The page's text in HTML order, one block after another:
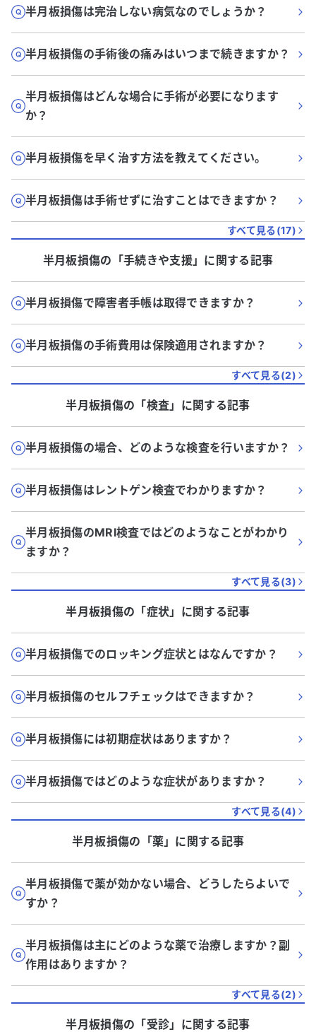
半月板損傷は完治しない病気なのでしょうか？
半月板損傷の手術後の痛みはいつまで続きますか？
半月板損傷はどんな場合に手術が必要になります
か？
半月板損傷を早く治す方法を教えてください。
半月板損傷は手術せずに治すことはできますか？
すべて見る(17)
半月板損傷の「手続きや支援」に関する記事
半月板損傷で障害者手帳は取得できますか？
半月板損傷の手術費用は保険適用されますか？
すべて見る(2)
半月板損傷の「検査」に関する記事
半月板損傷の場合、どのような検査を行いますか？
半月板損傷はレントゲン検査でわかりますか？
半月板損傷のMRI検査ではどのようなことがわかり
ますか？
すべて見る(3)
半月板損傷の「症状」に関する記事
半月板損傷でのロッキング症状とはなんですか？
半月板損傷のセルフチェックはできますか？
半月板損傷には初期症状はありますか？
半月板損傷ではどのような症状がありますか？
すべて見る(4)
半月板損傷の「薬」に関する記事
半月板損傷で薬が効かない場合、どうしたらよいで
すか？
半月板損傷は主にどのような薬で治療しますか？副
作用はありますか？
すべて見る(2)
半月板損傷の「受診」に関する記事